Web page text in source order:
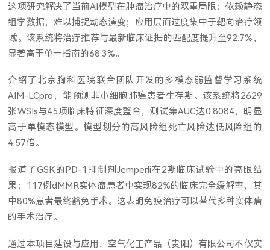
这项研究解决了当前AI模型在肿瘤治疗中的双重局限：依赖静态
组学数据，难以捕捉动态演变；应用层面过度集中于靶向治疗领
域。该系统将治疗推荐与最新临床证据的匹配度提升至92.7%，
显著高于单一指南的68.3%。
介绍了北京胸科医院联合团队开发的多模态弱监督学习系统
AIM-LCpro，能预测非小细胞肺癌患者生存期。该系统将2629
张WSIs与45项临床特征深度整合，测试集AUC达0.8084，明显
高于单模态模型。模型划分的高风险组死亡风险达低风险组的
4.57倍。
报道了GSK的PD-1抑制剂Jemperli在2期临床试验中的亮眼结
果：117例dMMR实体瘤患者中实现82%的临床完全缓解率，其
中80%患者最终豁免手术。这表明免疫治疗可以替代多种实体瘤
的手术治疗。
通过本项目建设与应用，空气化工产品（贵阳）有限公司不仅实